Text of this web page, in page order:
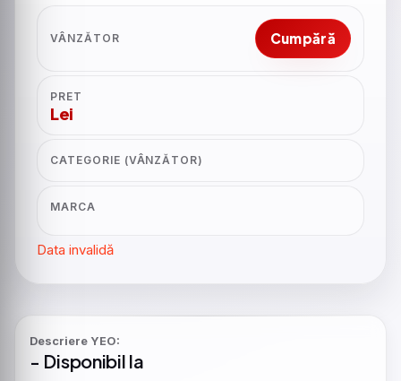
VÂNZĂTOR Cumpără
PRET
Lei
CATEGORIE (VÂNZĂTOR)
MARCA
Data invalidă
Descriere YEO:
- Disponibil la